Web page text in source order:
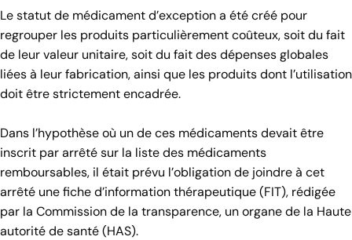
Le statut de médicament d’exception a été créé pour
regrouper les produits particulièrement coûteux, soit du fait
de leur valeur unitaire, soit du fait des dépenses globales
liées à leur fabrication, ainsi que les produits dont l’utilisation
doit être strictement encadrée.
Dans l’hypothèse où un de ces médicaments devait être
inscrit par arrêté sur la liste des médicaments
remboursables, il était prévu l’obligation de joindre à cet
arrêté une fiche d’information thérapeutique (FIT), rédigée
par la Commission de la transparence, un organe de la Haute
autorité de santé (HAS).